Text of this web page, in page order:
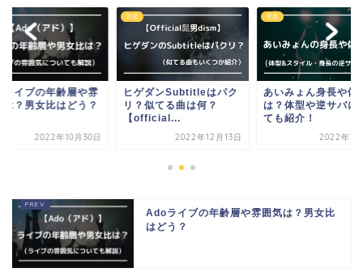
イブの年齢層や雰
は？男女比はどう？
2022年10月30日
音楽
ヒゲダンSubtitleはパク
リ？似てる曲は何？
【official...
2022年12月13日
音楽
あいみょん身長や体
は？体型や逆サバに
ても紹介！
2022年12
Adoライブの年齢層や雰囲気は？男女比
はどう？